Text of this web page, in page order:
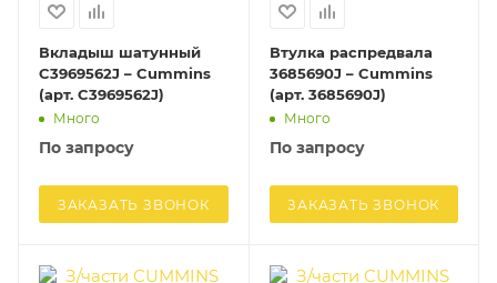
Вкладыш шатунный
C3969562J – Cummins
(арт. C3969562J)
Много
По запросу
ЗАКАЗАТЬ ЗВОНОК
Втулка распредвала
3685690J – Cummins
(арт. 3685690J)
Много
По запросу
ЗАКАЗАТЬ ЗВОНОК